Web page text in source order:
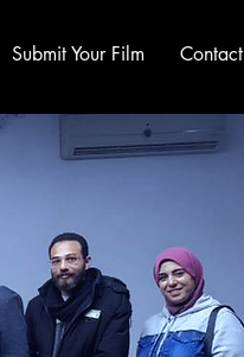
Submit Your Film Contact